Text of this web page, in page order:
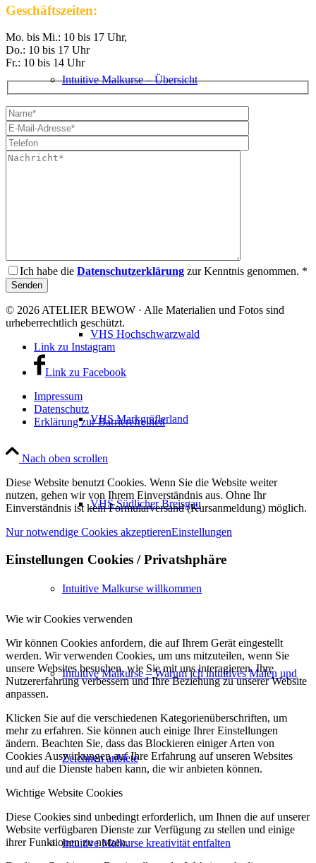
Intuitive Malkurse – Übersicht
VHS Hochschwarzwald
VHS Markgräflerland
VHS Südlicher Breisgau
Intuitive Malkurse willkommen
Intuitive Malkurse – Warum ich intuitives Malen und
Zeichnen anbiete
Intuitive Malkurse kreativität entfalten
Geschäftszeiten:
Mo. bis Mi.: 10 bis 17 Uhr,
Do.: 10 bis 17 Uhr
Fr.: 10 bis 14 Uhr
Ich habe die Datenschutzerklärung zur Kenntnis genommen. *
© 2026 ATELIER BEWOW · Alle Materialien und Fotos sind
urheberrechtlich geschützt.
Link zu Instagram
Link zu Facebook
Impressum
Datenschutz
Erklärung zur Barrierefreiheit
Nach oben scrollen
Diese Website benutzt Cookies. Wenn Sie die Website weiter
nutzen, gehen wir von Ihrem Einverständnis aus. Ohne Ihr
Einverständnis ist kein Formularversand (Kursanmeldung) möglich.
Nur notwendige Cookies akzeptierenEinstellungen
Einstellungen Cookies / Privatshphäre
Wie wir Cookies verwenden
Wir können Cookies anfordern, die auf Ihrem Gerät eingestellt
werden. Wir verwenden Cookies, um uns mitzuteilen, wenn Sie
unsere Websites besuchen, wie Sie mit uns interagieren, Ihre
Nutzererfahrung verbessern und Ihre Beziehung zu unserer Website
anpassen.
Klicken Sie auf die verschiedenen Kategorienüberschriften, um
mehr zu erfahren. Sie können auch einige Ihrer Einstellungen
ändern. Beachten Sie, dass das Blockieren einiger Arten von
Cookies Auswirkungen auf Ihre Erfahrung auf unseren Websites
und auf die Dienste haben kann, die wir anbieten können.
Wichtige Website Cookies
Diese Cookies sind unbedingt erforderlich, um Ihnen die auf unserer
Website verfügbaren Dienste zur Verfügung zu stellen und einige
ihrer Funktionen zu nutzen.